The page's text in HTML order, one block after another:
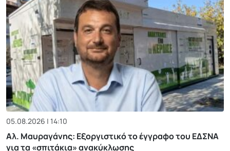
05.08.2026 | 14:10
Αλ. Μαυραγάνης: Εξοργιστικό το έγγραφο του ΕΔΣΝΑ
για τα «σπιτάκια» ανακύκλωσης